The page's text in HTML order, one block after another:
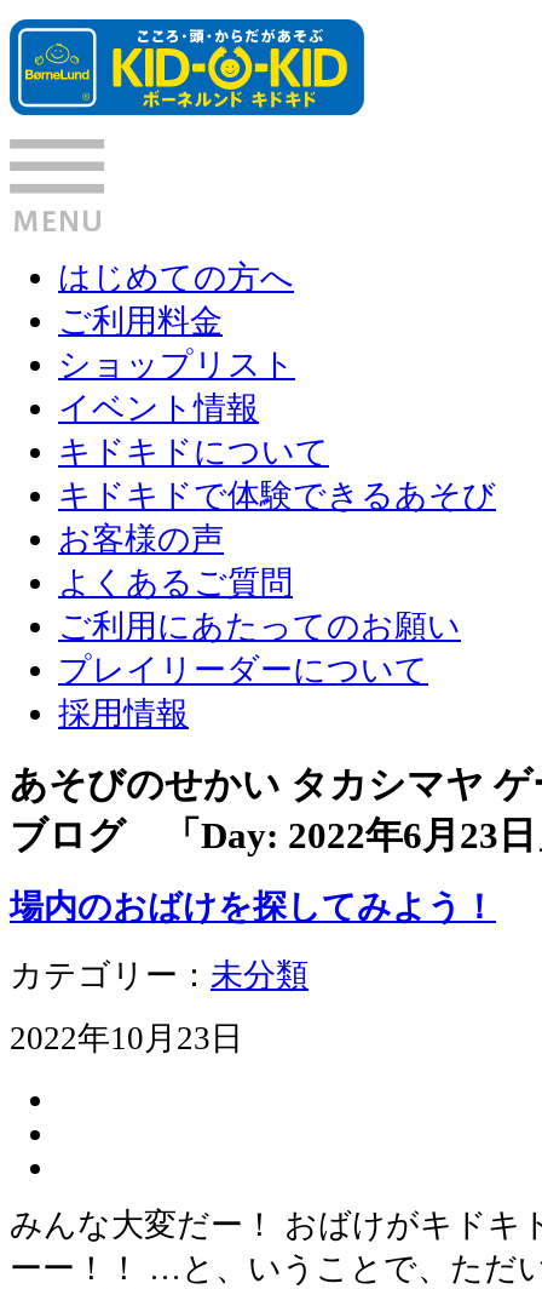
はじめての方へ
ご利用料金
ショップリスト
イベント情報
キドキドについて
キドキドで体験できるあそび
お客様の声
よくあるご質問
ご利用にあたってのお願い
プレイリーダーについて
採用情報
あそびのせかい タカシマヤ
ブログ 「Day: 2022年6月23日
場内のおばけを探してみよう！
カテゴリー： 未分類
2022年10月23日
みんな大変だー！ おばけがキドキ
ーー！！ …と、いうことで、ただ